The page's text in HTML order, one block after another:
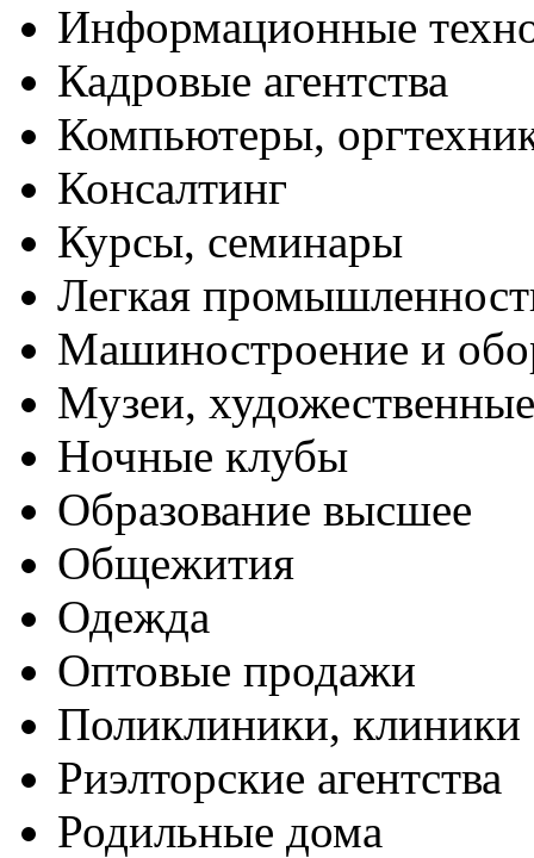
Информационные
Кадровые агентства
Компьютеры,
Консалтинг
Курсы, семинары
Легкая
Машиностроение и
Музеи,
Ночные клубы
Образование высшее
Общежития
Одежда
Оптовые продажи
Поликлиники, клиники
Риэлторские агентства
Родильные дома